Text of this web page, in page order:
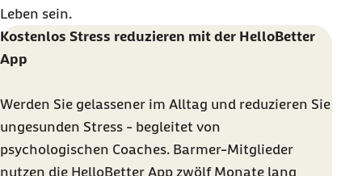
Leben sein.
Kostenlos Stress reduzieren mit der HelloBetter
App
Werden Sie gelassener im Alltag und reduzieren Sie
ungesunden Stress - begleitet von
psychologischen Coaches. Barmer-Mitglieder
nutzen die HelloBetter App zwölf Monate lang